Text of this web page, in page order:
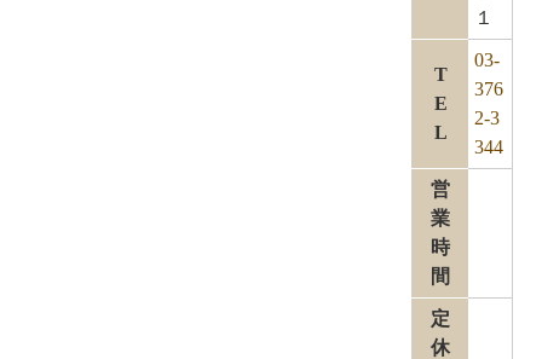
１
T
E
L
03-
376
2-3
344
営
業
時
間
定
休